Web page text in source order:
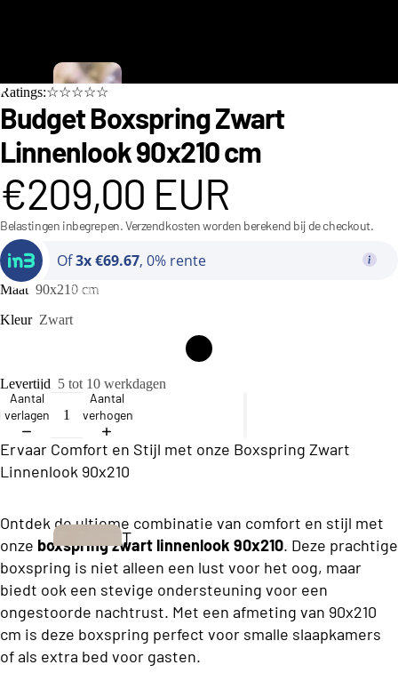
n
d
e
r
e
ll
e
c
ti
o
B
s
i
n
Bedden
T
w
e
e
p
Ratings:☆☆☆☆☆
Budget Boxspring Zwart
Linnenlook 90x210 cm
€209,00 EUR
Belastingen inbegrepen. Verzendkosten worden berekend bij de checkout.
Of3x €69.67, 0% rente
Maat 90x210 cm
Kleur Zwart
Levertijd 5 tot 10 werkdagen
Aantal
verlagen
Aantal
verhogen
Ervaar Comfort en Stijl met onze Boxspring Zwart
Linnenlook 90x210
Ontdek de ultieme combinatie van comfort en stijl met
onze boxspring zwart linnenlook 90x210. Deze prachtige
boxspring is niet alleen een lust voor het oog, maar
biedt ook een stevige ondersteuning voor een
ongestoorde nachtrust. Met een afmeting van 90x210
cm is deze boxspring perfect voor smalle slaapkamers
of als extra bed voor gasten.